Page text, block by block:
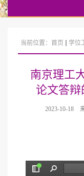
当前位置： 首页 学位
南京理工
论文答辩
2023-10-18